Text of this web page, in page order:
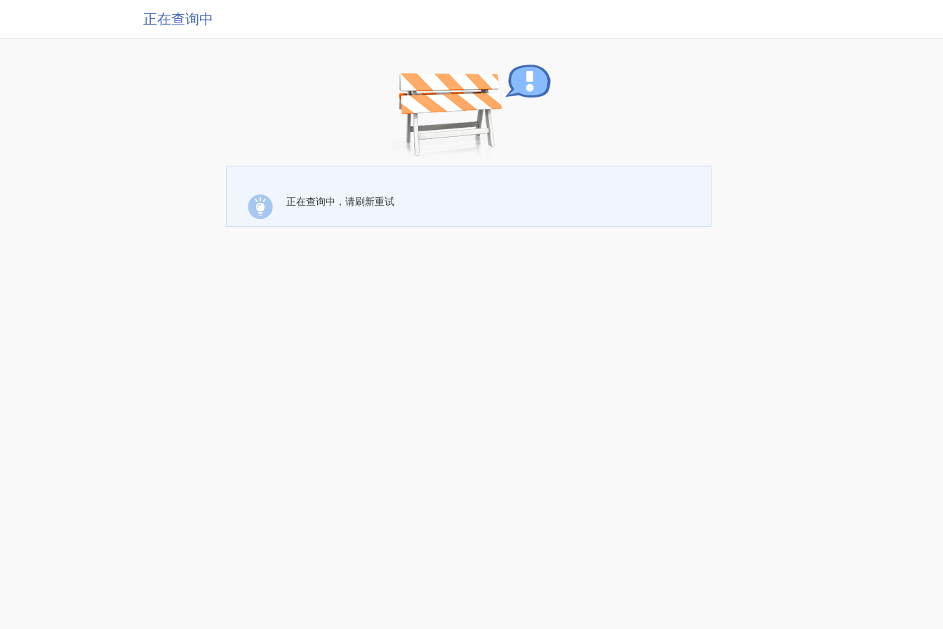
正在查询中
正在查询中，请刷新重试